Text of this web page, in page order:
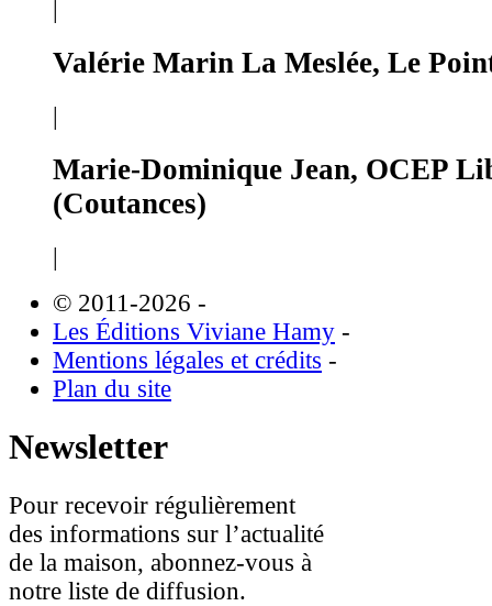
Valérie Marin La Meslée, Le
|
Marie-Dominique Jean, OCEP
(Coutances)
|
© 2011-2026 -
Les Éditions Viviane Hamy -
Mentions légales et crédits -
Plan du site
Newsletter
Pour recevoir régulièrement
des informations sur l’actualité
de la maison, abonnez-vous à
notre liste de diffusion.